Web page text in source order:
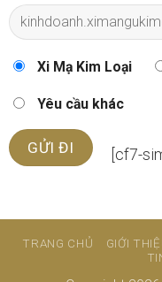
Xi Mạ Kim Loại
Yêu cầu khác
[cf7-
TRANG CHỦ GIỚI